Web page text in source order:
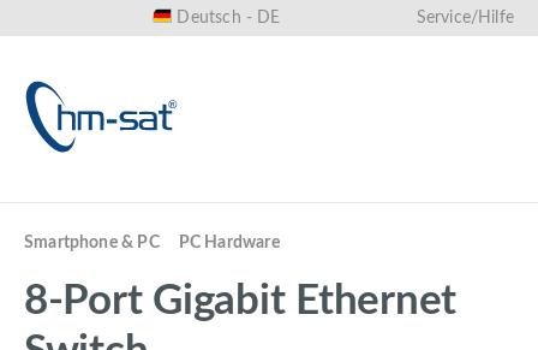
Deutsch - DE Service/Hilfe
Smartphone & PC PC Hardware
8-Port Gigabit Ethernet